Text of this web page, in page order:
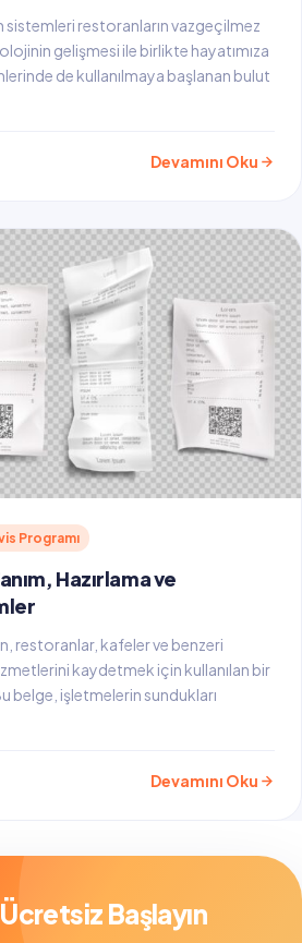
restoranların vazgeçilmez
gelişmesi ile birlikte hayatımıza
de kullanılmaya başlanan bulut
Devamını Oku
Programı
Hazırlama ve
restoranlar, kafeler ve benzeri
kaydetmek için kullanılan bir
belge, işletmelerin sundukları
Devamını Oku
Başlayın